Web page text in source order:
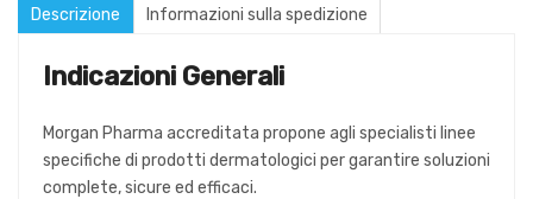
Descrizione Informazioni sulla spedizione
Indicazioni Generali
Morgan Pharma accreditata propone agli specialisti linee
specifiche di prodotti dermatologici per garantire soluzioni
complete, sicure ed efficaci.